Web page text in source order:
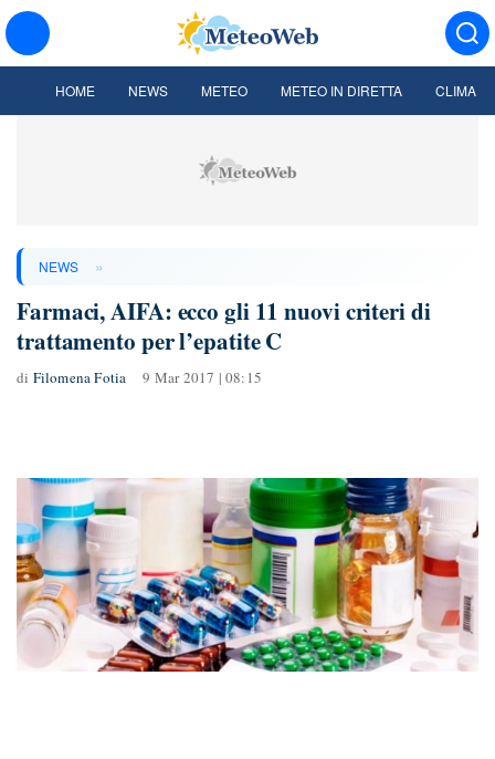
HOME NEWS METEO METEO IN DIRETTA CLIMA
NEWS »
Farmaci, AIFA: ecco gli 11 nuovi criteri di
trattamento per l’epatite C
di Filomena Fotia 9 Mar 2017 | 08:15